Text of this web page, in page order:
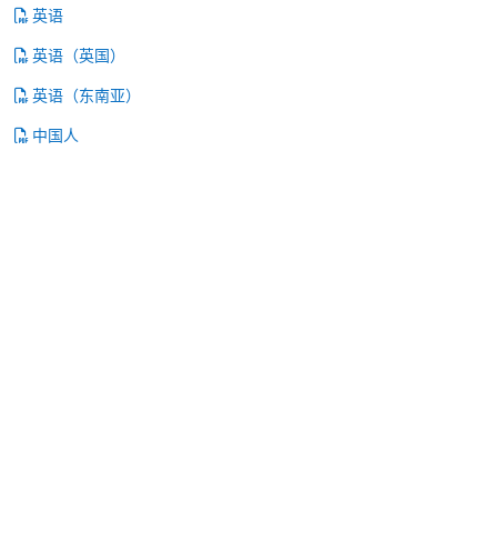
英语
英语（英国）
英语（东南亚）
中国人